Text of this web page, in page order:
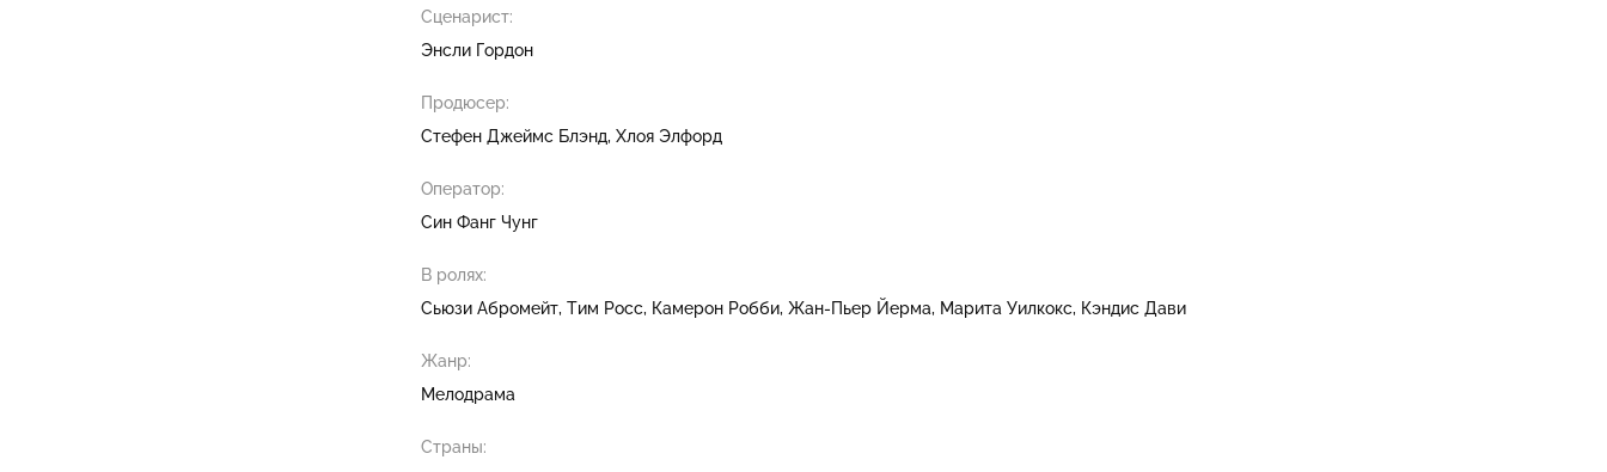
Сценарист:
Энсли Гордон
Продюсер:
Стефен Джеймс Блэнд Хлоя Элфорд
Оператор:
Син Фанг Чунг
В ролях:
Сьюзи Абромейт Тим Росс Камерон Робби Жан-Пьер Йерма Марита Уилкокс Кэндис Дави
Жанр:
Мелодрама
Страны: